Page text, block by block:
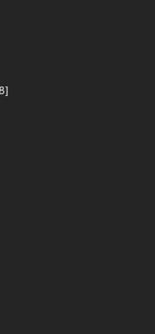
aenean massa. cum
dis parturient
quam felis,